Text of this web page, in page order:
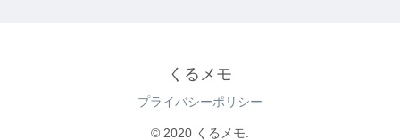
くるメモ
プライバシーポリシー
© 2020 くるメモ.